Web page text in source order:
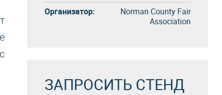
Организатор:
Norman County Fair
Association
ЗАПРОСИТЬ СТЕНД